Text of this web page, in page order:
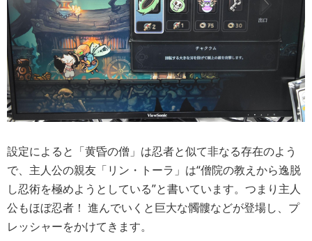
設定によると「黄昏の僧」は忍者と似て非なる存在のよう
で、主人公の親友「リン・トーラ」は“僧院の教えから逸脱
し忍術を極めようとしている”と書いています。つまり主人
公もほぼ忍者！ 進んでいくと巨大な髑髏などが登場し、プ
レッシャーをかけてきます。